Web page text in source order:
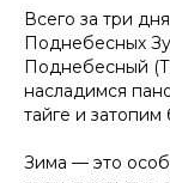
Всего за три
Поднебесных
Поднебесный
насладимся
тайге и затопим
Зима — это